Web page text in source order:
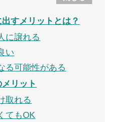
すメリットとは？
に譲れる
い
る可能性がある
メリット
取れる
てもOK